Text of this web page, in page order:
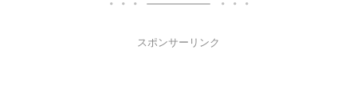
スポンサーリンク